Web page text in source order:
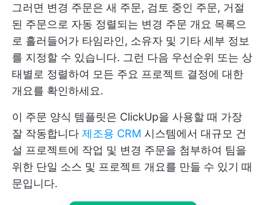
그러면 변경 주문은 새 주문, 검토 중인 주문, 거절
된 주문으로 자동 정렬되는 변경 주문 개요 목록으
로 흘러들어가 타임라인, 소유자 및 기타 세부 정보
를 지정할 수 있습니다. 그런 다음 우선순위 또는 상
태별로 정렬하여 모든 주요 프로젝트 결정에 대한
개요를 확인하세요.
이 주문 양식 템플릿은 ClickUp을 사용할 때 가장
잘 작동합니다 제조용 CRM 시스템에서 대규모 건
설 프로젝트에 작업 및 변경 주문을 첨부하여 팀을
위한 단일 소스 및 프로젝트 개요를 만들 수 있기 때
문입니다.